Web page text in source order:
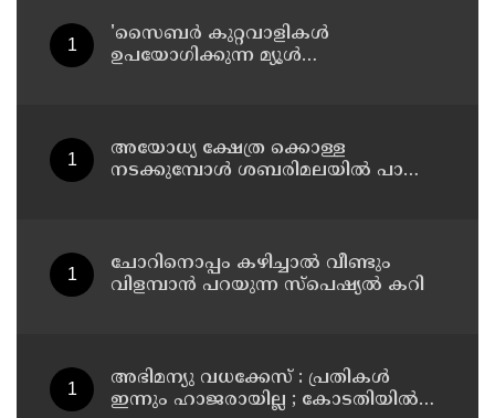
'സൈബര്‍ കുറ്റവാളികള്‍
ഉപയോഗിക്കുന്ന മ്യൂള്‍
അയോധ്യ ക്ഷേത്ര ക്കൊള്ള
നടക്കുമ്പോൾ ശബരിമലയിൽ പാട്ടും
ചോറിനൊപ്പം കഴിച്ചാൽ വീണ്ടും
വിളമ്പാൻ പറയുന്ന സ്പെഷ്യൽ കറി
അഭിമന്യു വധക്കേസ് : പ്രതികൾ
ഇന്നും ഹാജരായില്ല ; കോടതിയിൽ